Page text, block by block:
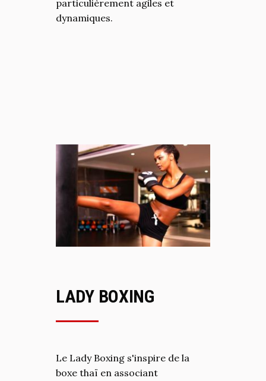
particulièrement agiles et
dynamiques.
LADY BOXING
Le Lady Boxing s'inspire de la
boxe thaï en associant